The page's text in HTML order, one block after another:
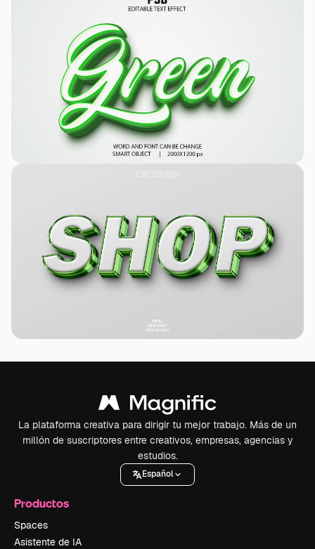
La plataforma creativa para dirigir tu mejor trabajo. Más de un
millón de suscriptores entre creativos, empresas, agencias y
estudios.
Español
Productos
Spaces
Asistente de IA